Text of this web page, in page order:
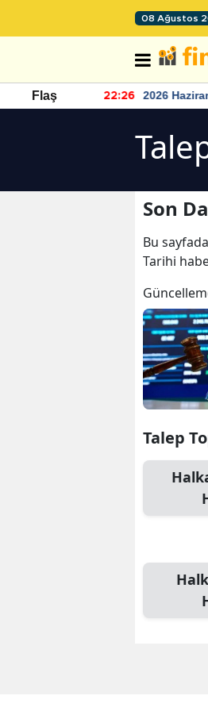
08 Ağustos
Flaş 22:26
2026
Yaşandı
Son
Bu
Tarihi
Talep